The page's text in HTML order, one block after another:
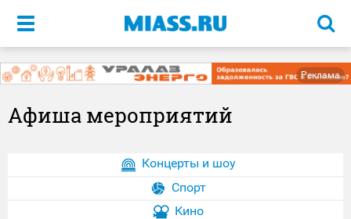
Меню
Реклама
Афиша мероприятий
Концерты и шоу
Спорт
Кино